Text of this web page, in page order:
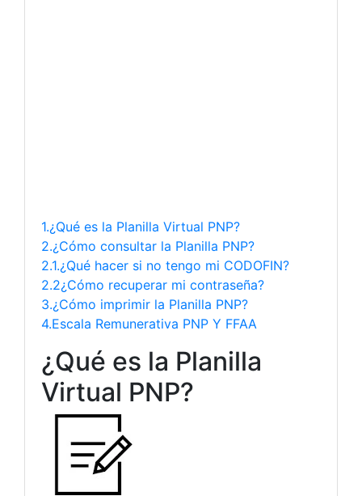
1.¿Qué es la Planilla Virtual PNP?
2.¿Cómo consultar la Planilla PNP?
2.1.¿Qué hacer si no tengo mi CODOFIN?
2.2¿Cómo recuperar mi contraseña?
3.¿Cómo imprimir la Planilla PNP?
4.Escala Remunerativa PNP Y FFAA
¿Qué es la Planilla
Virtual PNP?